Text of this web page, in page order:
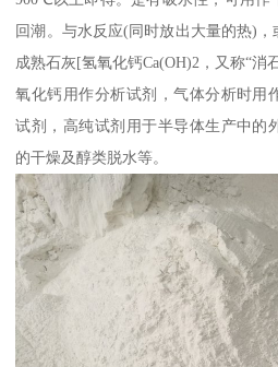
回潮。与水反应(同时放出大量的热)
成熟石灰[氢氧化钙Ca(OH)2，又称“消石
氧化钙用作分析试剂，气体分析时用
试剂，高纯试剂用于半导体生产中的
的干燥及醇类脱水等。